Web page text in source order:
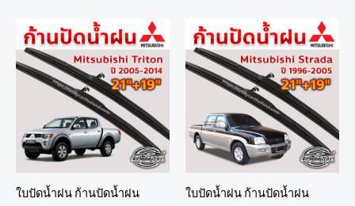
ใบปัดน้ำฝน ก้านปัดน้ำฝน
ใบปัดน้ำฝน ก้านปัดน้ำฝน